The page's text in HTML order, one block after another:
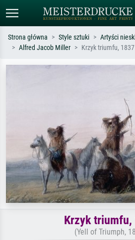
Strona główna Style sztuki
Artyści
Alfred Jacob Miller
Krzyk triumfu, 1837
Krzyk triumfu,
(Yell of Triumph,